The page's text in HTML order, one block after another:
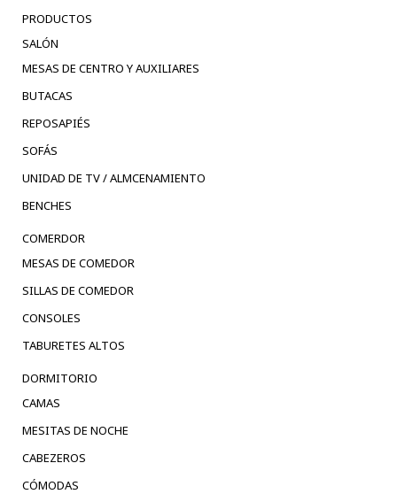
PRODUCTOS
SALÓN
MESAS DE CENTRO Y AUXILIARES
BUTACAS
REPOSAPIÉS
SOFÁS
UNIDAD DE TV / ALMCENAMIENTO
BENCHES
COMERDOR
MESAS DE COMEDOR
SILLAS DE COMEDOR
CONSOLES
TABURETES ALTOS
DORMITORIO
CAMAS
MESITAS DE NOCHE
CABEZEROS
CÓMODAS